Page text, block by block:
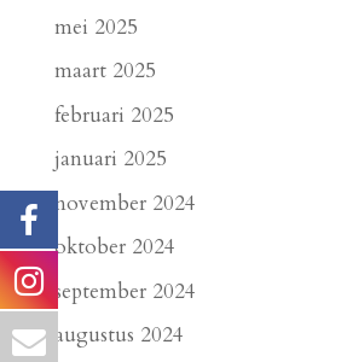
mei 2025
maart 2025
februari 2025
januari 2025
november 2024
oktober 2024
september 2024
augustus 2024